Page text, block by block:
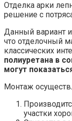
Отделка арки
решение с
Данный вариант
что отделочный
классических
полиуретана в
могут
Монтаж
участки